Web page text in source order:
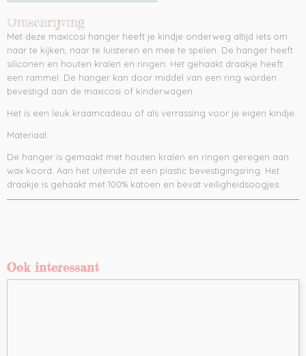
Omschrijving
Met deze maxicosi hanger heeft je kindje onderweg altijd iets om
naar te kijken, naar te luisteren en mee te spelen. De hanger heeft
siliconen en houten kralen en ringen. Het gehaakt draakje heeft
een rammel. De hanger kan door middel van een ring worden
bevestigd aan de maxicosi of kinderwagen.
Het is een leuk kraamcadeau of als verrassing voor je eigen kindje.
Materiaal:
De hanger is gemaakt met houten kralen en ringen geregen aan
wax koord. Aan het uiteinde zit een plastic bevestigingsring. Het
draakje is gehaakt met 100% katoen en bevat veiligheidsoogjes.
Ook interessant